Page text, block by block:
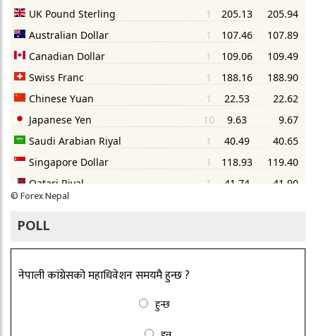
©Forex Nepal
POLL
नेपाली कांग्रेसको महाधिवेशन समयमै हुन्छ ?
हुन्छ